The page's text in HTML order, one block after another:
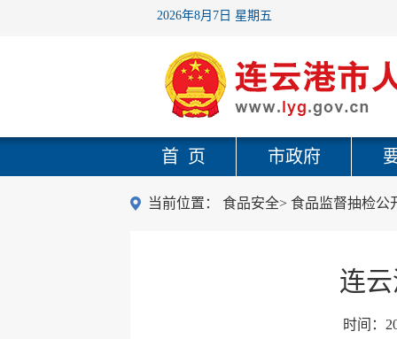
2026年8月7日 星期五
首 页 市政府
当前位置： 食品安全> 食品监督抽检公
连
时间：